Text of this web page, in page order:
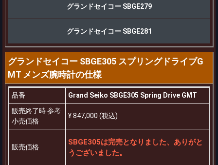
グランドセイコー SBGE279
グランドセイコー SBGE281
グランドセイコー SBGE305 スプリングドライブG
MT メンズ腕時計の仕様
品番
Grand Seiko SBGE305 Spring Drive GMT
販売終了時 参考
小売価格
¥ 847,000 (税込)
販売価格
SBGE305は完売となりました、ありがと
うございました。